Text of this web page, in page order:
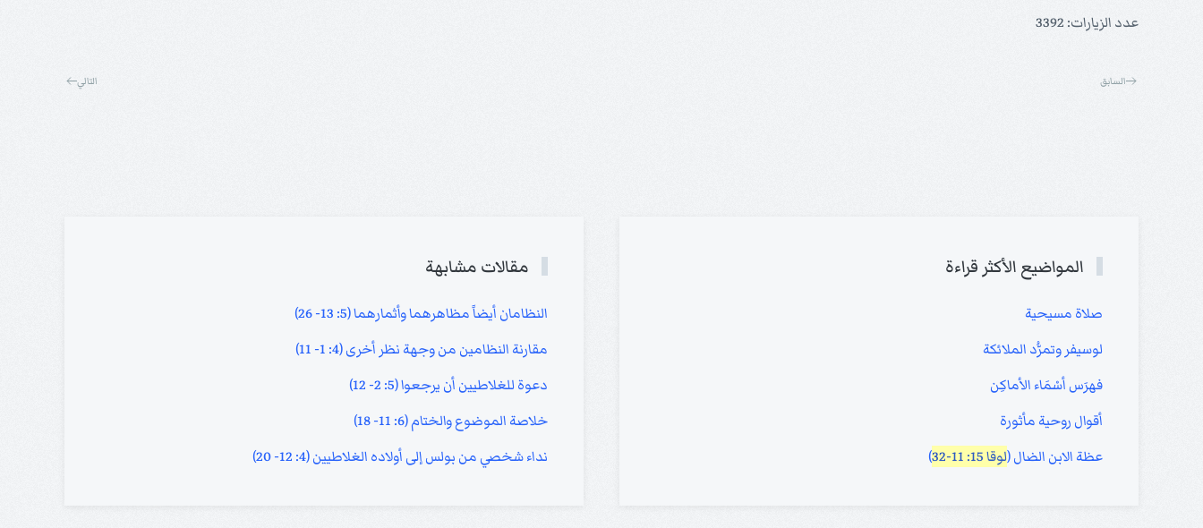
عدد الزيارات: 3392
السابق التالي
المواضيع الأكثر قراءة
صلاة مسيحية
لوسيفر وتمرُّد الملائكة
فهرَس أسْمَاء الأماكِن
أقوال روحية مأثورة
عظة الابن الضال (لوقا 15: 11-32 )
مقالات مشابهة
النظامان أيضاً مظاهرهما وأثمارهما (5: 13- 26)
مقارنة النظامين من وجهة نظر أخرى (4: 1- 11)
دعوة للغلاطيين أن يرجعوا (5: 2- 12)
خلاصة الموضوع والختام (6: 11- 18)
نداء شخصي من بولس إلى أولاده الغلاطيين (4: 12- 20)